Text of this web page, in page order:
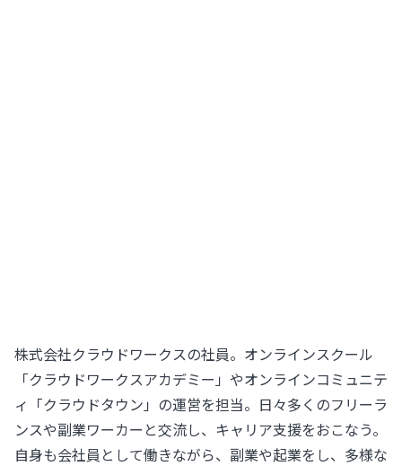
株式会社クラウドワークスの社員。オンラインスクール
「クラウドワークスアカデミー」やオンラインコミュニテ
ィ「クラウドタウン」の運営を担当。日々多くのフリーラ
ンスや副業ワーカーと交流し、キャリア支援をおこなう。
自身も会社員として働きながら、副業や起業をし、多様な